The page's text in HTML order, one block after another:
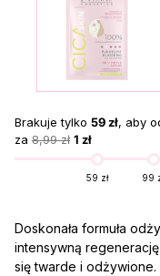
Brakuje tylko 59 zł, aby
za 8,99 zł 1 zł
59 zł 99
Doskonała formuła
intensywną
się twarde i